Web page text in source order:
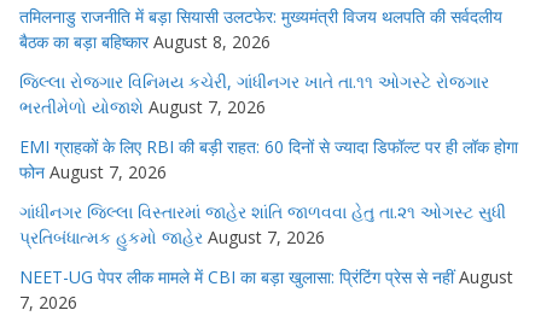
तमिलनाडु राजनीति में बड़ा सियासी उलटफेर: मुख्यमंत्री विजय थलपति की सर्वदलीय
बैठक का बड़ा बहिष्कार August 8, 2026
જિલ્લા રોજગાર વિનિમય કચેરી, ગાંધીનગર ખાતે તા.૧૧ ઓગસ્ટે રોજગાર
ભરતીમેળો યોજાશે August 7, 2026
EMI ग्राहकों के लिए RBI की बड़ी राहत: 60 दिनों से ज्यादा डिफॉल्ट पर ही लॉक होगा
फोन August 7, 2026
ગાંધીનગર જિલ્લા વિસ્તારમાં જાહેર શાંતિ જાળવવા હેતુ તા.૨૧ ઓગસ્ટ સુધી
પ્રતિબંધાત્મક હુકમો જાહેર August 7, 2026
NEET-UG पेपर लीक मामले में CBI का बड़ा खुलासा: प्रिंटिंग प्रेस से नहीं August
7, 2026